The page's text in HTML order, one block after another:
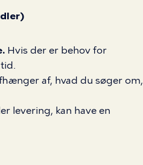
Hvis der er behov for
af, hvad du søger om,
levering, kan have en